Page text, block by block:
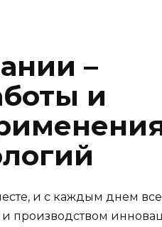
–
и
и с каждым днем
производством